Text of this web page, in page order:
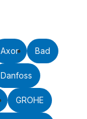
Axor Bad
Danfoss
GROHE